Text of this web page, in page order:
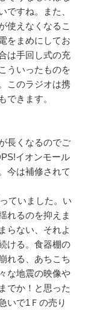
ですね。また、
使えなくなるこ
をまめにしてお
は手回し式の充
ういったものを
このラジオは携
できます。
長くなるのでご
イオンモール
今は補修されて
ていました。い
れるのを抑えま
らない、それよ
ける。食器棚の
れる、あちこち
な地震の映像や
でか！と思った
いで1Ｆの売り